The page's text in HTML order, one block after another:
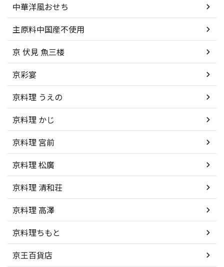
中華洋風おせち
主原料中国産不使用
京 伏見 魚三楼
京彩宴
京料理 うえの
京料理 かじ
京料理 宮前
京料理 松廣
京料理 清和荘
京料理 高澤
京料理ちもと
京王百貨店